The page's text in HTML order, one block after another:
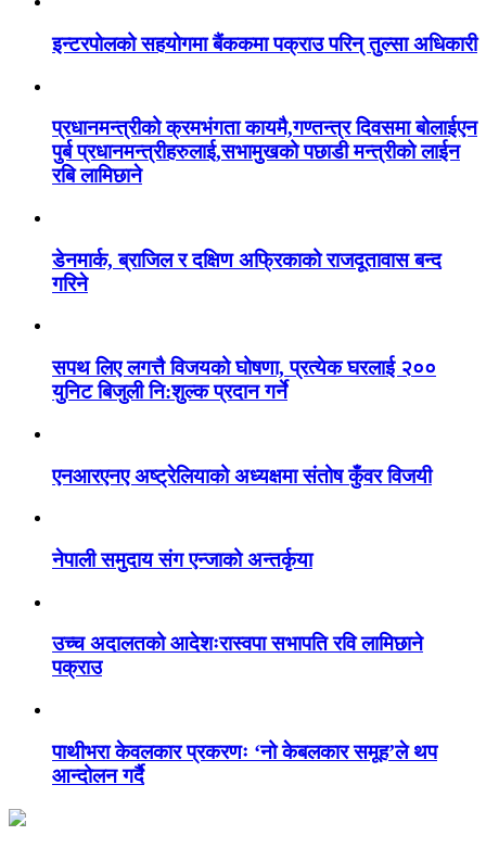
इन्टरपोलको सहयोगमा बैंककमा पक्राउ परिन् तुल्सा अधिकारी
प्रधानमन्त्रीको क्रमभंगता कायमै,गण्तन्त्र दिवसमा बोलाईएन
पुर्ब प्रधानमन्त्रीहरुलाई,सभामुखको पछाडी मन्त्रीको लाईन
रबि लामिछाने
डेनमार्क, ब्राजिल र दक्षिण अफ्रिकाको राजदूतावास बन्द
गरिने
सपथ लिए लगत्तै विजयको घोषणा, प्रत्येक घरलाई २००
युनिट बिजुली नि:शुल्क प्रदान गर्ने
एनआरएनए अष्ट्रेलियाको अध्यक्षमा संतोष कुँवर विजयी
नेपाली समुदाय संग एन्जाको अन्तर्कृया
उच्च अदालतको आदेशःरास्वपा सभापति रवि लामिछाने
पक्राउ
पाथीभरा केवलकार प्रकरणः ‘नो केबलकार समूह’ले थप
आन्दोलन गर्दै